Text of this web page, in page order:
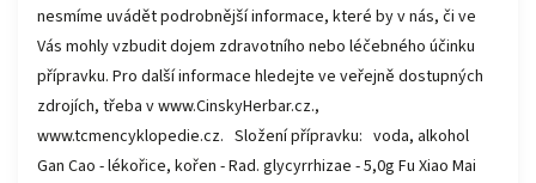
nesmíme uvádět podrobnější informace, které by v nás, či ve
Vás mohly vzbudit dojem zdravotního nebo léčebného účinku
přípravku. Pro další informace hledejte ve veřejně dostupných
zdrojích, třeba v www.CinskyHerbar.cz.,
www.tcmencyklopedie.cz. Složení přípravku: voda, alkohol
Gan Cao - lékořice, kořen - Rad. glycyrrhizae - 5,0g Fu Xiao Mai